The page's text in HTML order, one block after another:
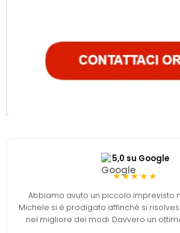
5,0 su Google
★★★★★
Abbiamo avuto un piccolo imprevisto
Michele si è prodigato affinché si
nel migliore dei modi. Davvero un